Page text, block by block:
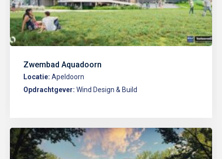
Zwembad Aquadoorn
Locatie: Apeldoorn
Opdrachtgever: Wind Design & Build